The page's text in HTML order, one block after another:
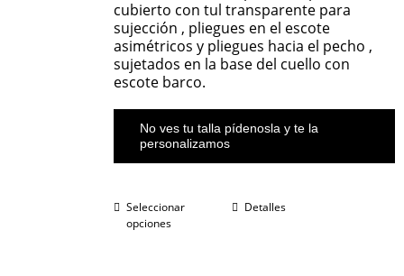
cubierto con tul transparente para
sujección , pliegues en el escote
asimétricos y pliegues hacia el pecho ,
sujetados en la base del cuello con
escote barco.
No ves tu talla pídenosla y te la
personalizamos
Seleccionar
opciones
Detalles